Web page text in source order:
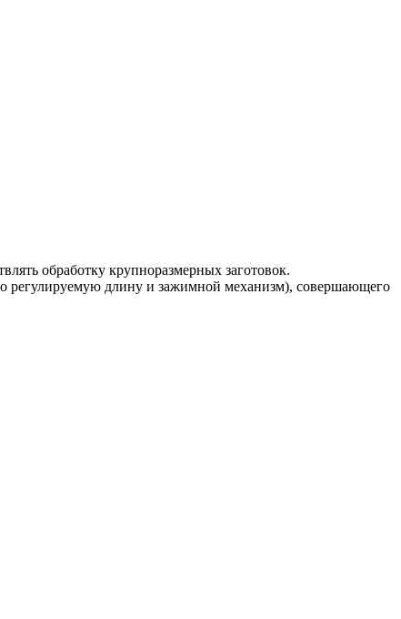
обработку крупноразмерных заготовок.
регулируемую длину и зажимной механизм), совершающего